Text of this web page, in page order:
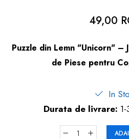
Produse îngrijire copii
Igiena copii
49,00
Puzzle din Lemn "Unicorn" –
de Piese pentru
In
Durata de livrare: